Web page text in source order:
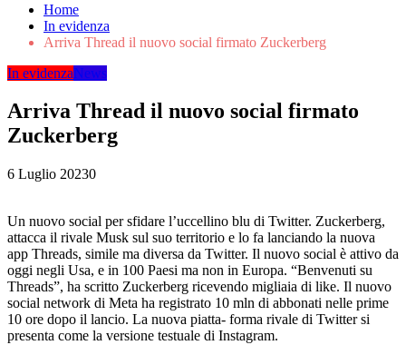
Home
In evidenza
Arriva Thread il nuovo social firmato Zuckerberg
In evidenzaNews
Arriva Thread il nuovo social firmato
Zuckerberg
6 Luglio 20230
Un nuovo social per sfidare l’uccellino blu di Twitter. Zuckerberg,
attacca il rivale Musk sul suo territorio e lo fa lanciando la nuova
app Threads, simile ma diversa da Twitter. Il nuovo social è attivo da
oggi negli Usa, e in 100 Paesi ma non in Europa. “Benvenuti su
Threads”, ha scritto Zuckerberg ricevendo migliaia di like. Il nuovo
social network di Meta ha registrato 10 mln di abbonati nelle prime
10 ore dopo il lancio. La nuova piatta- forma rivale di Twitter si
presenta come la versione testuale di Instagram.